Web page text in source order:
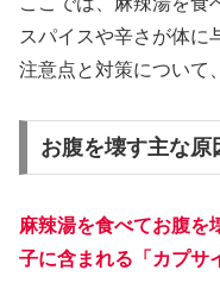
スパイスや辛さが体に
注意点と対策について
お腹を壊す主な原
麻辣湯を食べてお腹を
子に含まれる「カプサ